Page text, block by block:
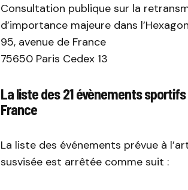
Consultation publique sur la
d’importance majeure dans
95, avenue de France
75650 Paris Cedex 13
La liste des 21 évènements
France
La liste des événements prévue à
susvisée est arrêtée comme suit :